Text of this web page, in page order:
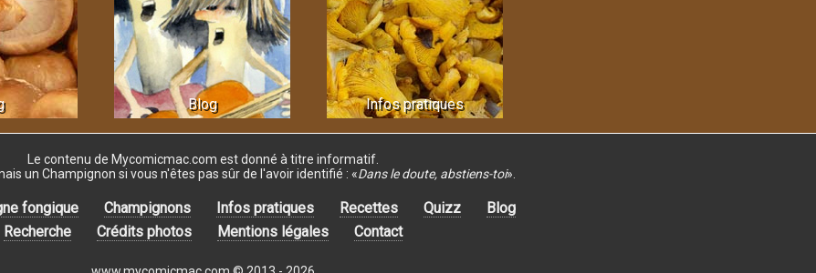
Blog Infos pratiques
Le contenu de Mycomicmac.com est donné à titre informatif.
un Champignon si vous n'êtes pas sûr de l'avoir identifié : «Dans le doute, abstiens-toi»
fongique Champignons Infos pratiques Recettes Quizz
Blog
Recherche
Crédits photos Mentions légales Contact